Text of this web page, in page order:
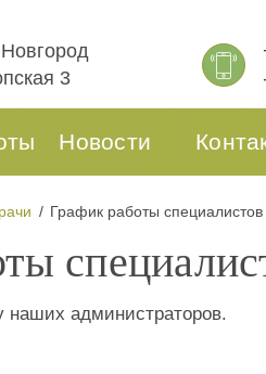
3
Новости
График работы специалистов
наших администраторов.